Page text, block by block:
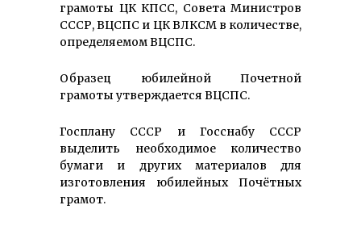
грамоты ЦК КПСС, Совета Министров
СССР, ВЦСПС и ЦК ВЛКСМ в количестве,
определяемом ВЦСПС.
Образец юбилейной Почетной
грамоты утверждается ВЦСПС.
Госплану СССР и Госснабу СССР
выделить необходимое количество
бумаги и других материалов для
изготовления юбилейных Почётных
грамот.